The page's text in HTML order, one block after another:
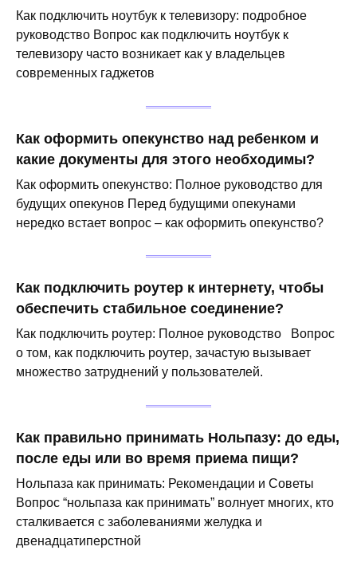
Как подключить ноутбук к телевизору: подробное
руководство Вопрос как подключить ноутбук к
телевизору часто возникает как у владельцев
современных гаджетов
Как оформить опекунство над ребенком и
какие документы для этого необходимы?
Как оформить опекунство: Полное руководство для
будущих опекунов Перед будущими опекунами
нередко встает вопрос – как оформить опекунство?
Как подключить роутер к интернету, чтобы
обеспечить стабильное соединение?
Как подключить роутер: Полное руководство Вопрос
о том, как подключить роутер, зачастую вызывает
множество затруднений у пользователей.
Как правильно принимать Нольпазу: до еды,
после еды или во время приема пищи?
Нольпаза как принимать: Рекомендации и Советы
Вопрос “нольпаза как принимать” волнует многих, кто
сталкивается с заболеваниями желудка и
двенадцатиперстной